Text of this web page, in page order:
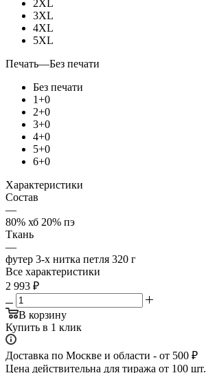
2XL
3XL
4XL
5XL
Печать—Без печати
Без печати
1+0
2+0
3+0
4+0
5+0
6+0
Характеристики
Состав
—
80% хб 20% пэ
Ткань
—
футер 3-х нитка петля 320 г
Все характеристики
2 993 ₽
В корзину
Купить в 1 клик
Доставка по Москве и области - от 500 ₽
Цена действительна для тиража от 100 шт.